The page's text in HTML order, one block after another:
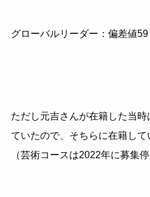
グローバルリーダー：偏差値59
ただし元吉さんが在籍した当
ていたので、そちらに在籍し
（芸術コースは2022年に募集停